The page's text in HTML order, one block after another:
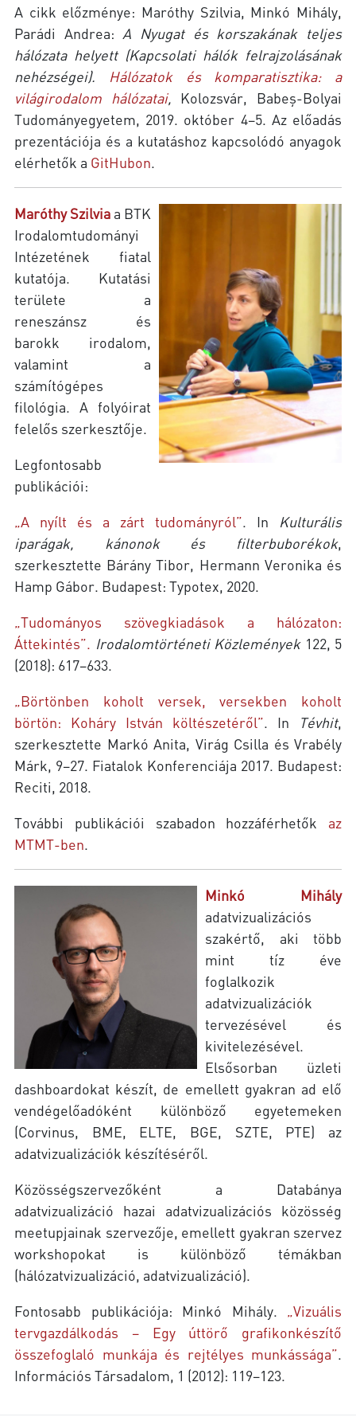
A cikk előzménye: Maróthy Szilvia, Minkó Mihály,
Parádi Andrea: A Nyugat és korszakának teljes
hálózata helyett (Kapcsolati hálók felrajzolásának
nehézségei). Hálózatok és komparatisztika: a
világirodalom hálózatai, Kolozsvár, Babeș-Bolyai
Tudományegyetem, 2019. október 4–5. Az előadás
prezentációja és a kutatáshoz kapcsolódó anyagok
elérhetők a GitHubon.
Maróthy Szilvia a BTK
Irodalomtudományi
Intézetének fiatal
kutatója. Kutatási
területe a
reneszánsz és
barokk irodalom,
valamint a
számítógépes
filológia. A folyóirat
felelős szerkesztője.
Legfontosabb
publikációi:
„A nyílt és a zárt tudományról”. In Kulturális
iparágak, kánonok és filterbuborékok,
szerkesztette Bárány Tibor, Hermann Veronika és
Hamp Gábor. Budapest: Typotex, 2020.
„Tudományos szövegkiadások a hálózaton:
Áttekintés”. Irodalomtörténeti Közlemények122, 5
(2018): 617–633.
„Börtönben koholt versek, versekben koholt
börtön: Koháry István költészetéről”. In Tévhit,
szerkesztette Markó Anita, Virág Csilla és Vrabély
Márk, 9–27. Fiatalok Konferenciája 2017. Budapest:
Reciti, 2018.
További publikációi szabadon hozzáférhetők az
MTMT-ben.
Minkó Mihály
adatvizualizációs
szakértő, aki több
mint tíz éve
foglalkozik
adatvizualizációk
tervezésével és
kivitelezésével.
Elsősorban üzleti
dashboardokat készít, de emellett gyakran ad elő
vendégelőadóként különböző egyetemeken
(Corvinus, BME, ELTE, BGE, SZTE, PTE) az
adatvizualizációk készítéséről.
Közösségszervezőként a Databánya
adatvizualizáció hazai adatvizualizációs közösség
meetupjainak szervezője, emellett gyakran szervez
workshopokat is különböző témákban
(hálózatvizualizáció, adatvizualizáció).
Fontosabb publikációja: Minkó Mihály. „Vizuális
tervgazdálkodás – Egy úttörő grafikonkészítő
összefoglaló munkája és rejtélyes munkássága”.
Információs Társadalom, 1 (2012): 119–123.